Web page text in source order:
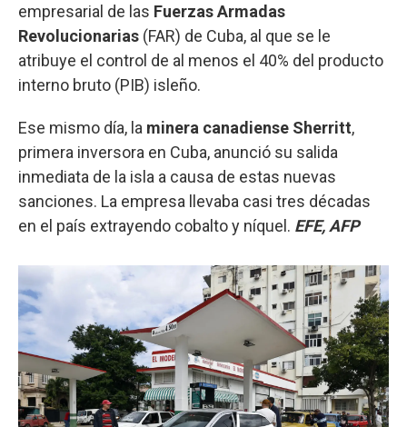
empresarial de las Fuerzas Armadas
Revolucionarias (FAR) de Cuba, al que se le
atribuye el control de al menos el 40% del producto
interno bruto (PIB) isleño.
Ese mismo día, la minera canadiense Sherritt,
primera inversora en Cuba, anunció su salida
inmediata de la isla a causa de estas nuevas
sanciones. La empresa llevaba casi tres décadas
en el país extrayendo cobalto y níquel. EFE, AFP